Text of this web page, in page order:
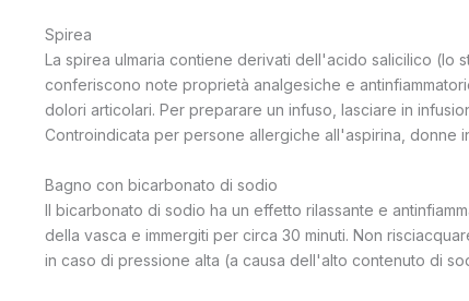
Spirea
La spirea ulmaria contiene derivati dell'acido salicilico (lo
conferiscono note proprietà analgesiche e
dolori articolari. Per preparare un infuso, lasciare in
Controindicata per persone allergiche all'aspirina, donne
Bagno con bicarbonato di sodio
Il bicarbonato di sodio ha un effetto rilassante e
della vasca e immergiti per circa 30 minuti. Non
in caso di pressione alta (a causa dell'alto contenuto di